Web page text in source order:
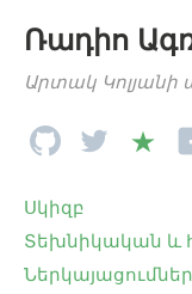
Ռադիո
Արտակ Կոլյանի
Սկիզբ
Տեխնիկական և